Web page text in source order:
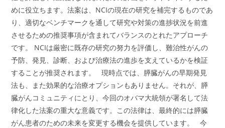
めに役立ちます。法案は、NCIの現在の研究を補完するものであ
り、適切なベンチマークを通して研究や対策の進捗状況を前進
させるための推奨事項が含まれてバランスのとれたアプローチ
です。 NCIは厳密に既存の研究の努力を評価し、難治性がんの
予防、発見、診断、および治療法の進歩を支えているかを検証
することが推奨されます。 現時点では、膵臓がんの早期発見
法も、また効果的な治療オプションもありません。それが、膵
臓がんコミュニティにとり、今回のオバマ大統領が署名して法
律化した法案の重大な意義です。この法律は、最終的には膵臓
がん患者のための未来を変更する機会を提供しています。 今